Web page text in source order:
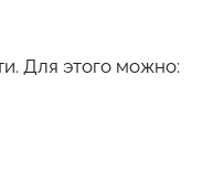
Для этого можно: